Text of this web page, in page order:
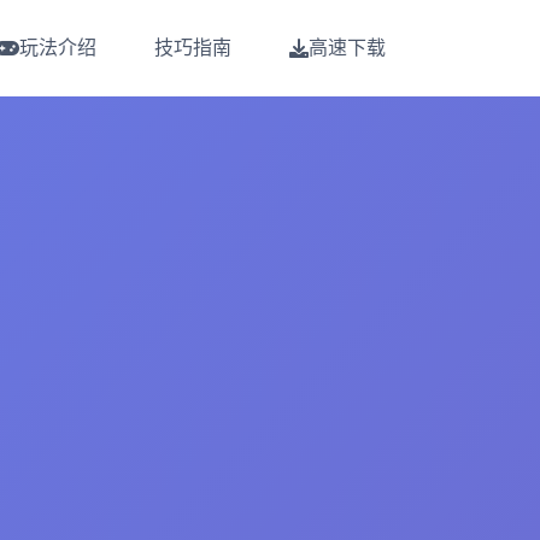
玩法介绍 技巧指南 高速下载